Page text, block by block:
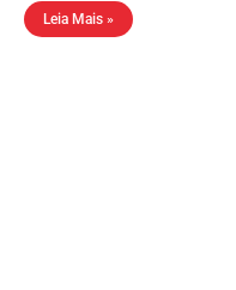
Leia Mais »